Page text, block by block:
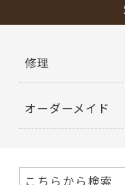
o
k
修理
オーダーメイド